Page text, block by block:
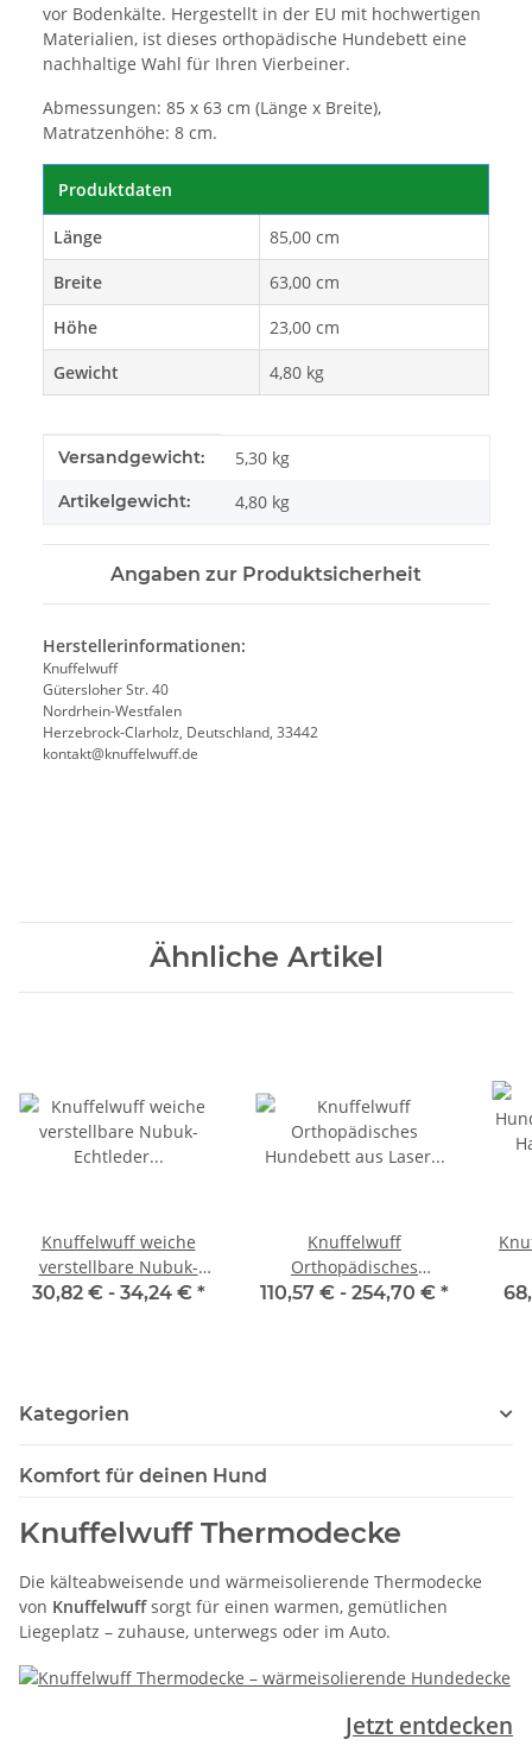
vor Bodenkälte. Hergestellt in der EU mit hochwertigen
Materialien, ist dieses orthopädische Hundebett eine
nachhaltige Wahl für Ihren Vierbeiner.
Abmessungen: 85 x 63 cm (Länge x Breite),
Matratzenhöhe: 8 cm.
Produktdaten
Länge
85,00 cm
Breite
63,00 cm
Höhe
23,00 cm
Gewicht
4,80 kg
Produkteigenschaft
Wert
Versandgewicht: 5,30 kg
Artikelgewicht: 4,80 kg
Angaben zur Produktsicherheit
Herstellerinformationen:
Knuffelwuff
Gütersloher Str. 40
Nordrhein-Westfalen
Herzebrock-Clarholz, Deutschland, 33442
kontakt@knuffelwuff.de
Ähnliche Artikel
Knuffelwuff weiche
verstellbare Nubuk-
Echtleder Hundeleine
30,82 € - 34,24 € *
Knuffelwuff
Orthopädisches
Hundebett aus Laser
110,57 € - 254,70 € *
Kategorien
Komfort für deinen Hund
Knuffelwuff Thermodecke
Die kälteabweisende und wärmeisolierende Thermodecke
von Knuffelwuffsorgt für einen warmen, gemütlichen
Liegeplatz – zuhause, unterwegs oder im Auto.
Jetzt entdecken